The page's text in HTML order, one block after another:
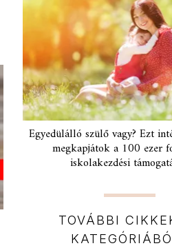
Egyedülálló szülő vagy? Ezt
megkapjátok a 100 ezer
iskolakezdési
TOVÁBBI